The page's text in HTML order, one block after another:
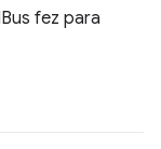
fez para